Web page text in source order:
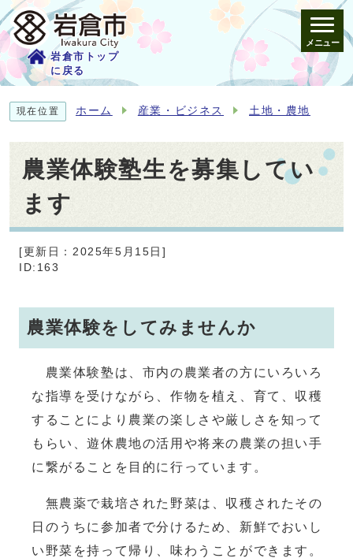
岩倉市トップ
に戻る
メニュー
現在位置 ホーム 産業・ビジネス 土地・農地
農業体験塾生を募集してい
ます
[更新日：2025年5月15日]
ID:163
農業体験をしてみませんか
農業体験塾は、市内の農業者の方にいろいろ
な指導を受けながら、作物を植え、育て、収穫
することにより農業の楽しさや厳しさを知って
もらい、遊休農地の活用や将来の農業の担い手
に繋がることを目的に行っています。
無農薬で栽培された野菜は、収穫されたその
日のうちに参加者で分けるため、新鮮でおいし
い野菜を持って帰り、味わうことができます。